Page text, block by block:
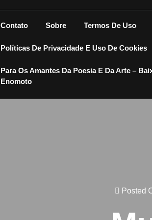
Contato Sobre Termos De Uso
Políticas De Privacidade E Uso De Cookies
Para Os Amantes Da Poesia E Da Arte –
Enomoto
Posted